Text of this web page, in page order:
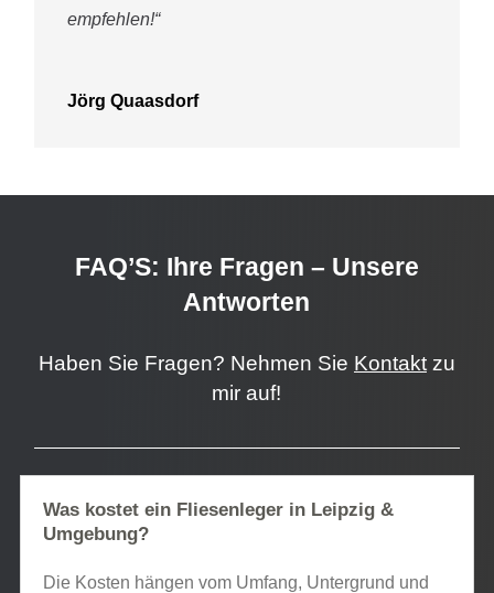
empfehlen!“
Jörg Quaasdorf
FAQ’S: Ihre Fragen – Unsere
Antworten
Haben Sie Fragen? Nehmen Sie Kontaktzu
mir auf!
Was kostet ein Fliesenleger in Leipzig &
Umgebung?
Die Kosten hängen vom Umfang, Untergrund und